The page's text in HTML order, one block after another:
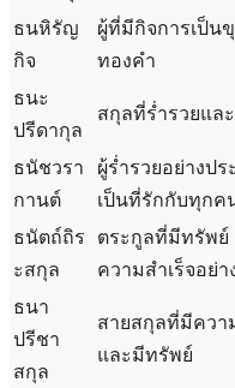
ธนหิรัญ
กิจ
ผู้ที่มีกิจการเป็น
ทองคำ
ธนะ
ปรีดากุล
สกุลที่ร่ำรวยแล
ธนัชวรา
กานต์
ผู้ร่ำรวยอย่างปร
เป็นที่รักกับทุกค
ธนัตถ์ถิร
ะสกุล
ตระกูลที่มีทรัพย์
ความสำเร็จอย่
ธนา
ปรีชา
สกุล
สายสกุลที่มีควา
และมีทรัพย์